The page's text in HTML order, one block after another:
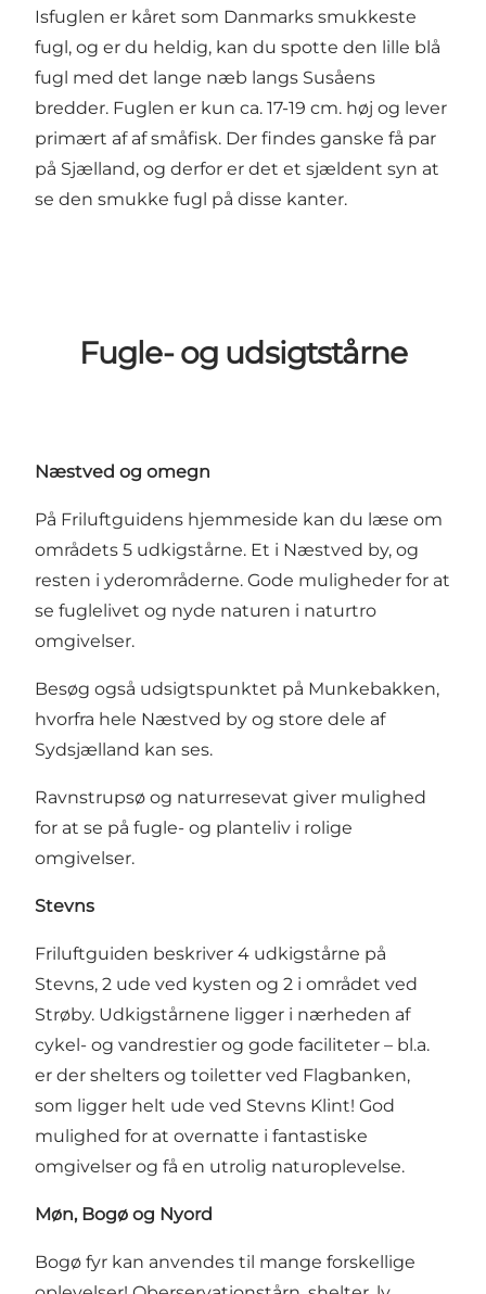
Isfuglen er kåret som Danmarks smukkeste
fugl, og er du heldig, kan du spotte den lille blå
fugl med det lange næb langs Susåens
bredder. Fuglen er kun ca. 17-19 cm. høj og lever
primært af af småfisk. Der findes ganske få par
på Sjælland, og derfor er det et sjældent syn at
se den smukke fugl på disse kanter.
Fugle- og udsigtstårne
Næstved og omegn
På Friluftguidens hjemmeside kan du læse om
områdets 5 udkigstårne. Et i Næstved by, og
resten i yderområderne. Gode muligheder for at
se fuglelivet og nyde naturen i naturtro
omgivelser.
Besøg også udsigtspunktet på Munkebakken,
hvorfra hele Næstved by og store dele af
Sydsjælland kan ses.
Ravnstrupsø og naturresevat giver mulighed
for at se på fugle- og planteliv i rolige
omgivelser.
Stevns
Friluftguiden beskriver 4 udkigstårne på
Stevns, 2 ude ved kysten og 2 i området ved
Strøby. Udkigstårnene ligger i nærheden af
cykel- og vandrestier og gode faciliteter – bl.a.
er der shelters og toiletter ved Flagbanken,
som ligger helt ude ved Stevns Klint! God
mulighed for at overnatte i fantastiske
omgivelser og få en utrolig naturoplevelse.
Møn, Bogø og Nyord
Bogø fyr kan anvendes til mange forskellige